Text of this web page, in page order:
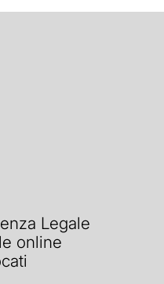
Legale
online